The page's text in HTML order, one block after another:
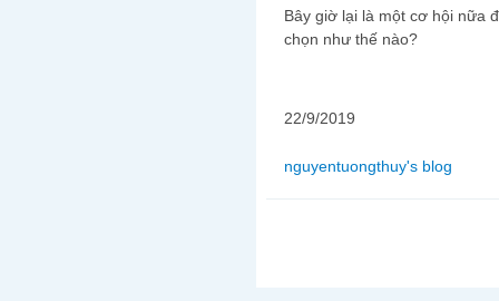
Bây giờ lại là một cơ hội nữa
chọn như thế nào?
22/9/2019
nguyentuongthuy's blog